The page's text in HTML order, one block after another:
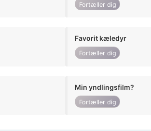
Fortæller dig
Favorit kæledyr
Fortæller dig
Min yndlingsfilm?
Fortæller dig